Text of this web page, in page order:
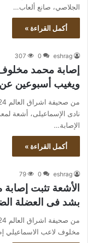
الجلاصي، صانع ألعاب…
أكمل القراءة »
eshrag
0
307
إصابة محمد
ويغيب أسبوعين
نادى الإسماعيلى، أشعة
الإصابة…
أكمل القراءة »
eshrag
0
79
الأشعة تثبت
بشد فى العضلة
مخلوف لاعب الاسماعيلي